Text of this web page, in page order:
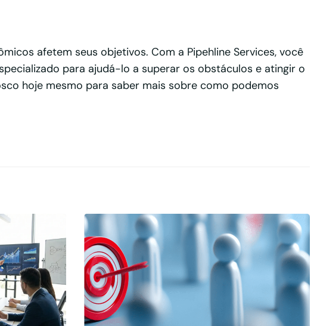
afetem seus objetivos. Com a Pipehline Services, você
para ajudá-lo a superar os obstáculos e atingir o
hoje mesmo para saber mais sobre como podemos